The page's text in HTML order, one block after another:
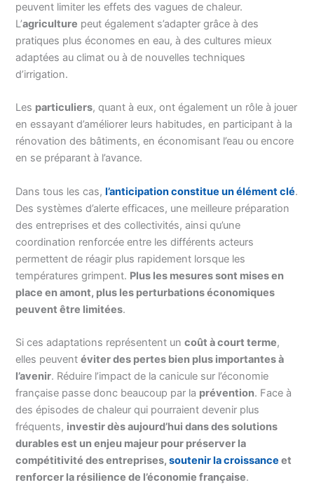
peuvent limiter les effets des vagues de chaleur.
L’agriculture peut également s’adapter grâce à des
pratiques plus économes en eau, à des cultures mieux
adaptées au climat ou à de nouvelles techniques
d’irrigation.
Les particuliers, quant à eux, ont également un rôle à jouer
en essayant d’améliorer leurs habitudes, en participant à la
rénovation des bâtiments, en économisant l’eau ou encore
en se préparant à l’avance.
Dans tous les cas,l’anticipation constitue un élément clé.
Des systèmes d’alerte efficaces, une meilleure préparation
des entreprises et des collectivités, ainsi qu’une
coordination renforcée entre les différents acteurs
permettent de réagir plus rapidement lorsque les
températures grimpent. Plus les mesures sont mises en
place en amont, plus les perturbations économiques
peuvent être limitées.
Si ces adaptations représentent uncoût à court terme,
elles peuventéviter des pertes bien plus importantes à
l’avenir. Réduire l’impact de la canicule sur l’économie
française passe donc beaucoup par la prévention. Face à
des épisodes de chaleur qui pourraient devenir plus
fréquents, investir dès aujourd’hui dans des solutions
durables est un enjeu majeur pour préserver la
compétitivité des entreprises,soutenir la croissance et
renforcer la résilience de l’économie française.